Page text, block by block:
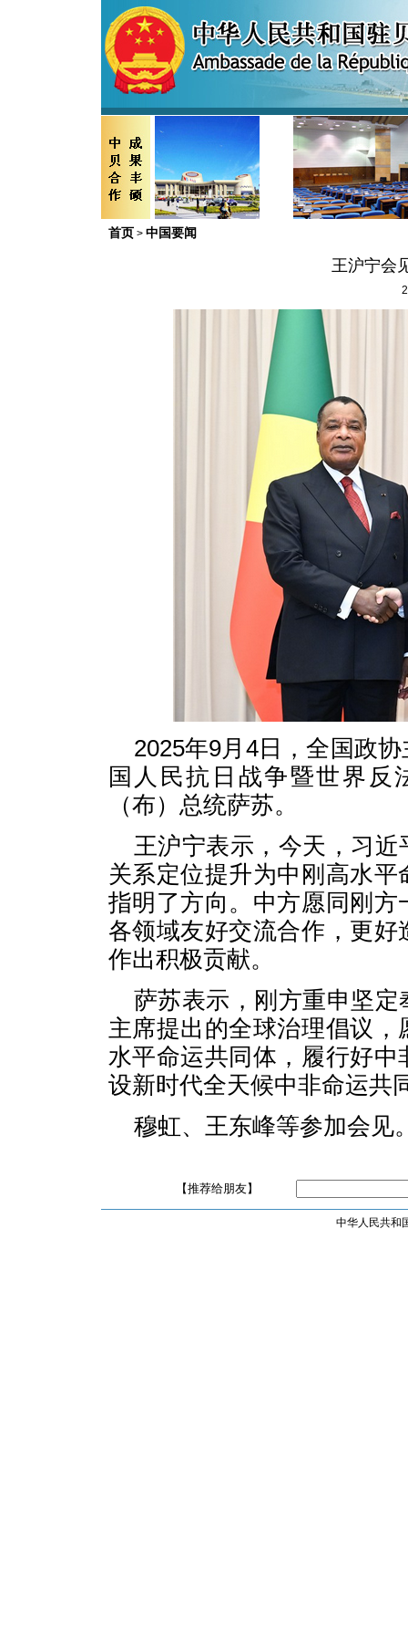
首页 > 中国要闻
王沪宁会
2025年9月4日，全国政
国人民抗日战争暨世界反
（布）总统萨苏。
王沪宁表示，今天，习
关系定位提升为中刚高水
指明了方向。中方愿同刚
各领域友好交流合作，更
作出积极贡献。
萨苏表示，刚方重申坚
主席提出的全球治理倡议
水平命运共同体，履行好
设新时代全天候中非命运共
穆虹、王东峰等参加会见
【推荐给朋友】
中华人民共和